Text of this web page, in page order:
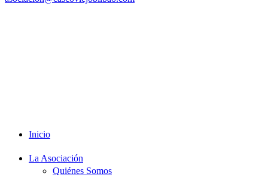
Inicio
La Asociación
Quiénes Somos